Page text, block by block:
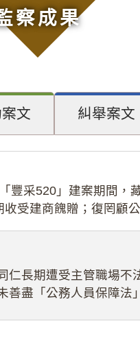
察成果
文 糾舉案文
豐采520」建案期間，
受建商餽贈；復罔顧公
仁長期遭受主管職場不
盡「公務人員保障法」